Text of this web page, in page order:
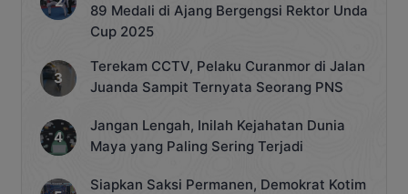
89 Medali di Ajang Bergengsi Rektor Unda
Cup 2025
Terekam CCTV, Pelaku Curanmor di Jalan
Juanda Sampit Ternyata Seorang PNS
Jangan Lengah, Inilah Kejahatan Dunia
Maya yang Paling Sering Terjadi
Siapkan Saksi Permanen, Demokrat Kotim